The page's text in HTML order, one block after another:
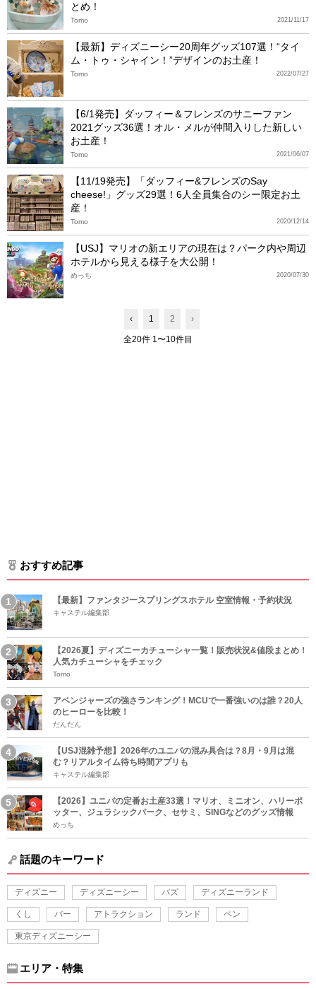
とめ！
2021/11/17
Tomo
【最新】ディズニーシー20周年グッズ107選！“タイ
ム・トゥ・シャイン！”デザインのお土産！
2022/07/27
Tomo
【6/1発売】ダッフィー＆フレンズのサニーファン
2021グッズ36選！オル・メルが仲間入りした新しい
お土産！
2021/06/07
Tomo
【11/19発売】「ダッフィー&フレンズのSay
cheese!」グッズ29選！6人全員集合のシー限定お土
産！
2020/12/14
Tomo
【USJ】マリオの新エリアの現在は？パーク内や周辺
ホテルから見える様子を大公開！
2020/07/30
めっち
‹ 1 2 ›
全20件 1〜10件目
おすすめ記事
【最新】ファンタジースプリングスホテル 空室情報・予約状況
キャステル編集部
【2026夏】ディズニーカチューシャ一覧！販売状況&値段まとめ！
人気カチューシャをチェック
Tomo
アベンジャーズの強さランキング！MCUで一番強いのは誰？20人
のヒーローを比較！
だんだん
【USJ混雑予想】2026年のユニバの混み具合は？8月・9月は混
む？リアルタイム待ち時間アプリも
キャステル編集部
【2026】ユニバの定番お土産33選！マリオ、ミニオン、ハリーポ
ッター、ジュラシックパーク、セサミ、SINGなどのグッズ情報
めっち
話題のキーワード
ディズニー ディズニーシー バズ ディズニーランド
くし バー アトラクション ランド ペン
東京ディズニーシー
エリア・特集